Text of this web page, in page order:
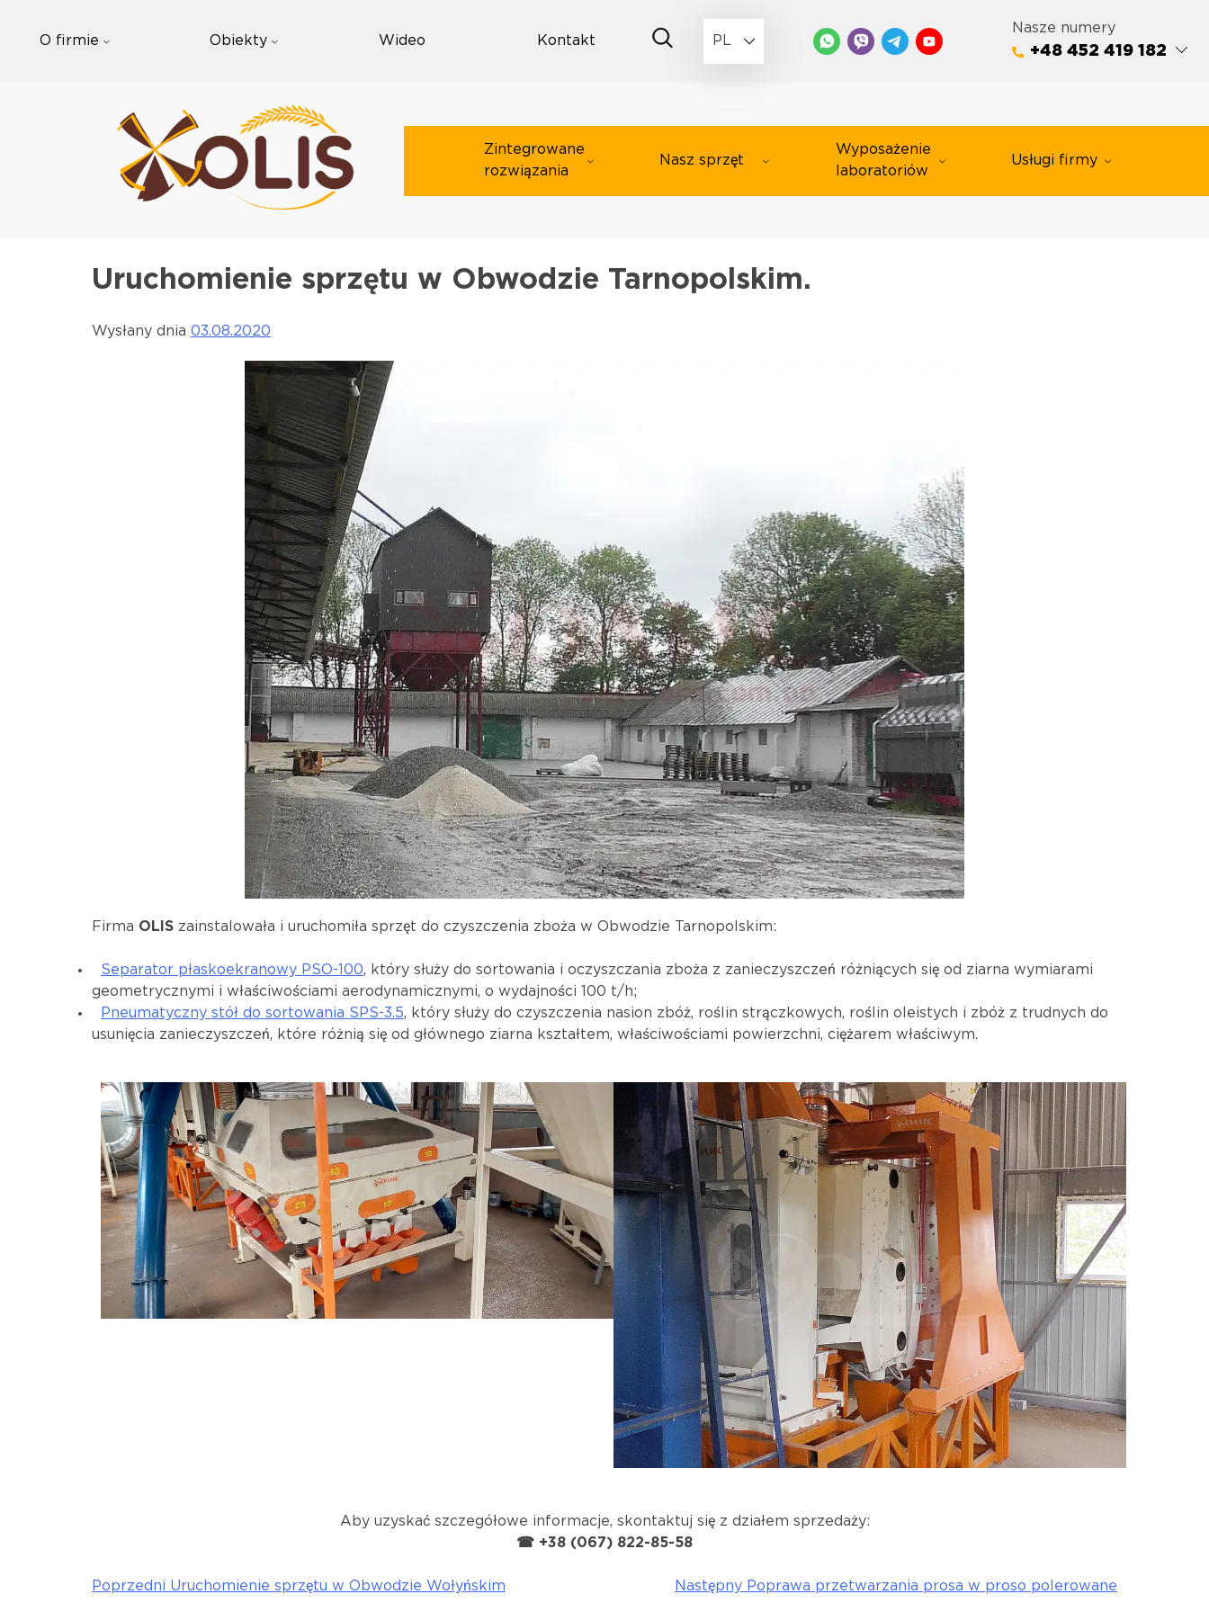
O firmie Obiekty Wideo Kontakt PL
Nasze numery
+48 452 419 182
Zintegrowane
rozwiązania
Nasz sprzęt
Wyposażenie
laboratoriów
Usługi firmy
Uruchomienie sprzętu w Obwodzie Tarnopolskim.
Wysłany dnia 03.08.2020
Firma OLIS zainstalowała i uruchomiła sprzęt do czyszczenia zboża w Obwodzie Tarnopolskim:
Separator płaskoekranowy PSO-100, który służy do sortowania i oczyszczania zboża z zanieczyszczeń różniących się od ziarna wymiarami
geometrycznymi i właściwościami aerodynamicznymi, o wydajności 100 t/h;
Pneumatyczny stół do sortowania SPS-3.5, który służy do czyszczenia nasion zbóż, roślin strączkowych, roślin oleistych i zbóż z trudnych do
usunięcia zanieczyszczeń, które różnią się od głównego ziarna kształtem, właściwościami powierzchni, ciężarem właściwym.
Aby uzyskać szczegółowe informacje, skontaktuj się z działem sprzedaży:
☎ +38 (067) 822-85-58
Nawigacja
Poprzedni Uruchomienie sprzętu w Obwodzie Wołyńskim Następny Poprawa przetwarzania prosa w proso polerowane